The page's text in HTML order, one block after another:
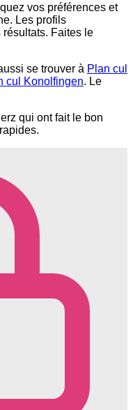
vos préférences et
Les profils
Faites le
se trouver à Plan cul
cul Konolfingen. Le
qui ont fait le bon